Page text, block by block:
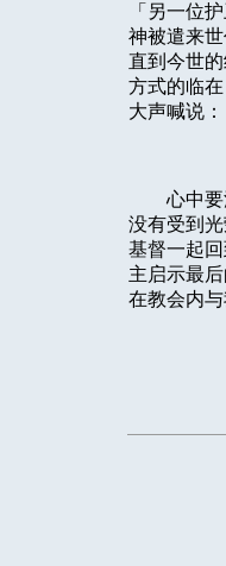
「另一位
神被遣来
直到今世
方式的临
大声喊说
心中
没有受到
基督一起
主启示最
在教会内